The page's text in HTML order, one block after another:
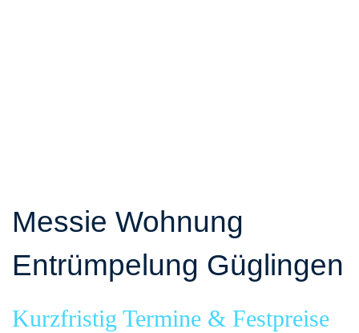
Messie Wohnung
Entrümpelung Güglingen
Kurzfristig Termine & Festpreise